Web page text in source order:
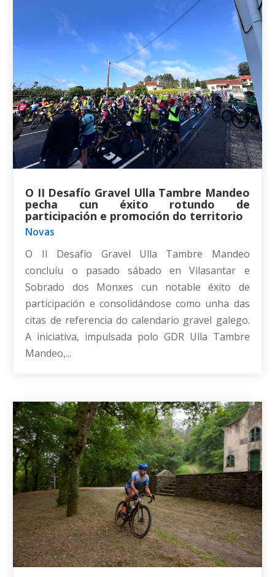
O II Desafío Gravel Ulla Tambre Mandeo
pecha cun éxito rotundo de
participación e promoción do territorio
Novas
O II Desafío Gravel Ulla Tambre Mandeo
concluíu o pasado sábado en Vilasantar e
Sobrado dos Monxes cun notable éxito de
participación e consolidándose como unha das
citas de referencia do calendario gravel galego.
A iniciativa, impulsada polo GDR Ulla Tambre
Mandeo,...